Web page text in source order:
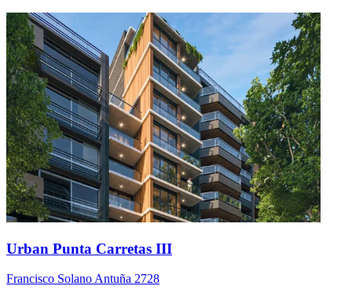
Urban Punta Carretas III
Francisco Solano Antuña 2728